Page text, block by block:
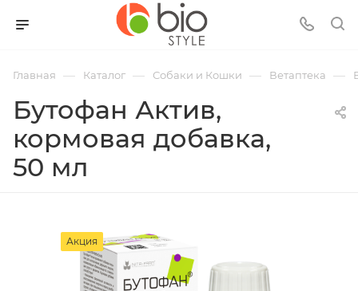
Главная — Каталог — Собаки и Кошки — Ветаптека —
Бутофан Актив,
кормовая добавка,
50 мл
Акция